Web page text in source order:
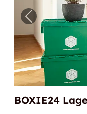
Vorheriges